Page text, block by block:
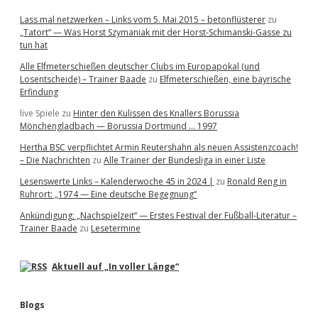
t
i
o
n
Lass mal netzwerken – Links vom 5. Mai 2015 – betonflüsterer zu
„Tatort“ — Was Horst Szymaniak mit der Horst-Schimanski-Gasse zu
tun hat
Alle Elfmeterschießen deutscher Clubs im Europapokal (und
Losentscheide) – Trainer Baade zu Elfmeterschießen, eine bayrische
Erfindung
live Spiele zu Hinter den Kulissen des Knallers Borussia
Mönchengladbach — Borussia Dortmund … 1997
Hertha BSC verpflichtet Armin Reutershahn als neuen Assistenzcoach!
– Die Nachrichten zu Alle Trainer der Bundesliga in einer Liste
Lesenswerte Links – Kalenderwoche 45 in 2024 | zu Ronald Reng in
Ruhrort: „1974 — Eine deutsche Begegnung“
Ankündigung: „Nachspielzeit“ — Erstes Festival der Fußball-Literatur –
Trainer Baade zu Lesetermine
Aktuell auf „In voller Länge“
Blogs